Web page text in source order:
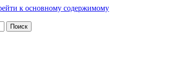
к основному содержимому
Поиск